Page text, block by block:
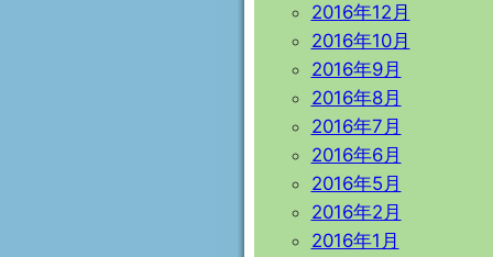
2016年12月
2016年10月
2016年9月
2016年8月
2016年7月
2016年6月
2016年5月
2016年2月
2016年1月